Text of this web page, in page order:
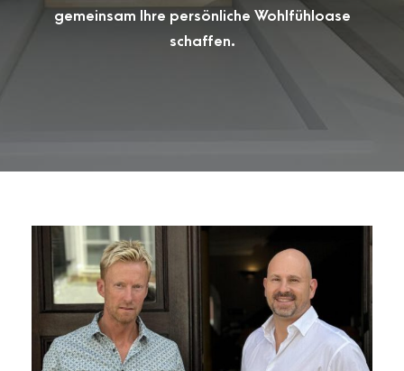
gemeinsam Ihre persönliche Wohlfühloase
schaffen.